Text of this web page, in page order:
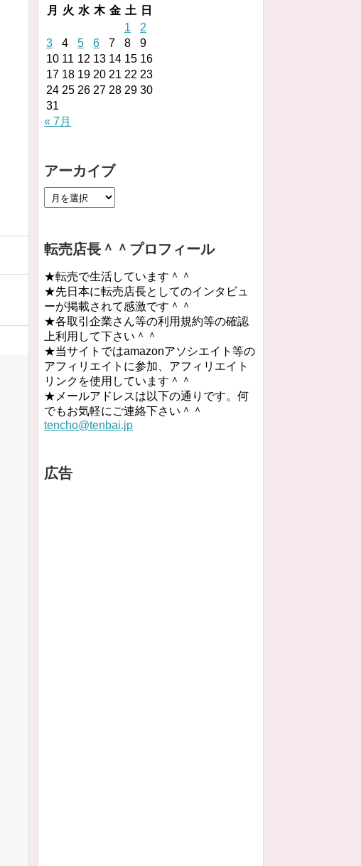
月
火 水 木 金 土
日
1
2
3
4 5 6 7 8
9
10 11 12 13 14 15 16
17 18 19 20 21 22 23
24 25 26 27 28 29 30
31
« 7月
アーカイブ
転売店長＾＾プロフィール
★転売で生活しています＾＾
★先日本に転売店長としてのインタビュ
ーが掲載されて感激です＾＾
★各取引企業さん等の利用規約等の確認
上利用して下さい＾＾
★当サイトではamazonアソシエイト等の
アフィリエイトに参加、アフィリエイト
リンクを使用しています＾＾
★メールアドレスは以下の通りです。何
でもお気軽にご連絡下さい＾＾
tencho@tenbai.jp
広告